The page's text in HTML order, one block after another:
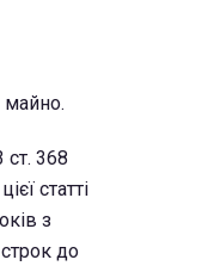
майно.
ст. 368
статті
з
до